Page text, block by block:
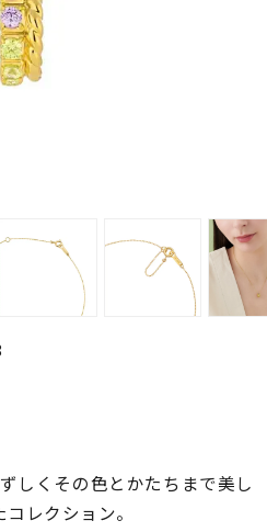
しくその色とかたちまで美し
レクション。